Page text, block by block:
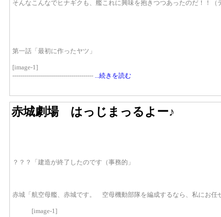
そんなこんなでヒナギクも、艦これに興味を抱きつつあったのだ！！（
第一話「最初に作ったヤツ」
[image-1]
----------------------------------------- ...続きを読む
赤城劇場 はっじまっるよー♪
？？？「建造が終了したのです（事務的」
赤城「航空母艦、赤城です。 空母機動部隊を編成するなら、私にお任
[image-1]